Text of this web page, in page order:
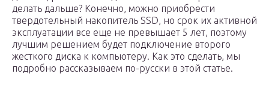
делать дальше? Конечно, можно приобрести
твердотельный накопитель SSD, но срок их активной
эксплуатации все еще не превышает 5 лет, поэтому
лучшим решением будет подключение второго
жесткого диска к компьютеру. Как это сделать, мы
подробно рассказываем по-русски в этой статье.